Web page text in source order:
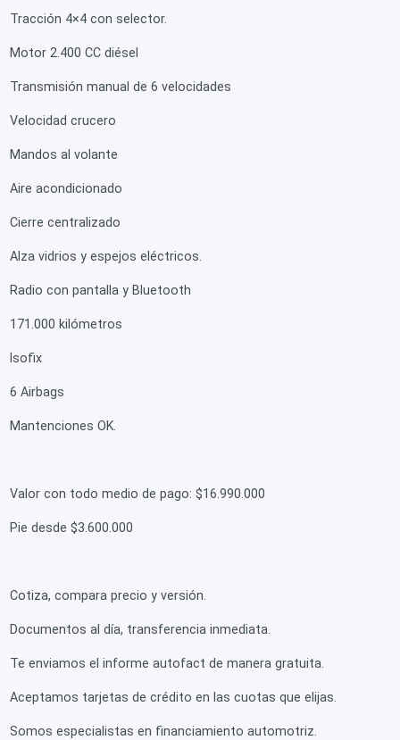
Tracción 4×4 con selector.
Motor 2.400 CC diésel
Transmisión manual de 6 velocidades
Velocidad crucero
Mandos al volante
Aire acondicionado
Cierre centralizado
Alza vidrios y espejos eléctricos.
Radio con pantalla y Bluetooth
171.000 kilómetros
Isofix
6 Airbags
Mantenciones OK.
Valor con todo medio de pago: $16.990.000
Pie desde $3.600.000
Cotiza, compara precio y versión.
Documentos al día, transferencia inmediata.
Te enviamos el informe autofact de manera gratuita.
Aceptamos tarjetas de crédito en las cuotas que elijas.
Somos especialistas en financiamiento automotriz.